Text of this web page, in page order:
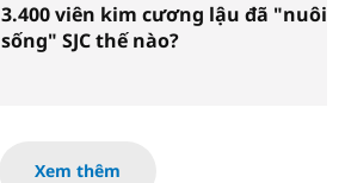
3.400 viên kim cương lậu đã "nuôi
sống" SJC thế nào?
Xem thêm